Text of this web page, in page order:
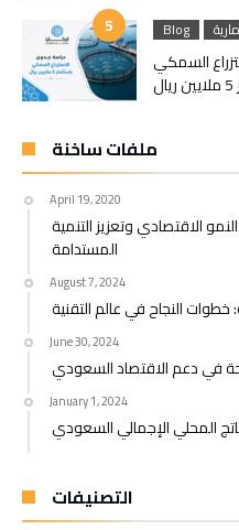
Blog
السمكي
ملفات ساخنة
April 19, 2020
الاقتصادي وتعزيز التنمية
المستدامة
August 7, 2024
النجاح في عالم التقنية
June 30, 2024
في دعم الاقتصاد السعودي
January 1, 2024
المحلي الإجمالي السعودي
التصنيفات